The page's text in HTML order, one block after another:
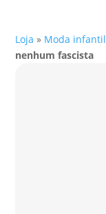
Loja » Moda infantil
nenhum fascista